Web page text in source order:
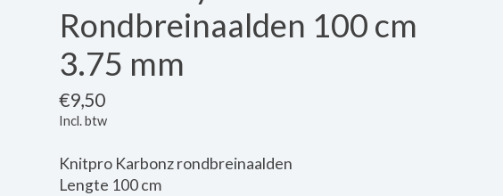
Rondbreinaalden 100 cm
3.75 mm
€9,50
Incl. btw
Knitpro Karbonz rondbreinaalden
Lengte 100 cm